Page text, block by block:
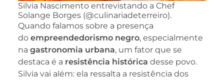
Silvia Nascimento entrevistando a Chef
Solange Borges (@culinariadeterreiro).
Quando falamos sobre a presença
do empreendedorismo negro, especialmente
na gastronomia urbana, um fator que se
destaca é a resistência histórica desse povo.
Silvia vai além: ela ressalta a resistência dos